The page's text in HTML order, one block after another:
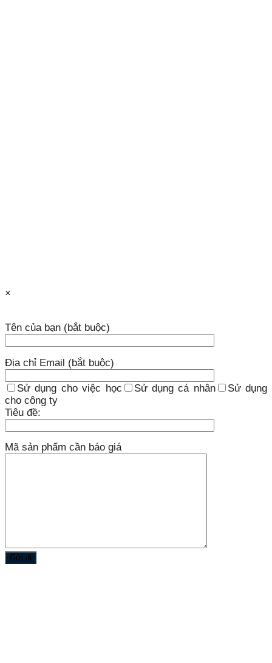
×
Tên của bạn (bắt buộc)
Địa chỉ Email (bắt buộc)
Sử dụng cho việc học Sử dụng cá nhân
Sử dụng
cho công ty
Tiêu đề:
Mã sản phẩm cần báo giá